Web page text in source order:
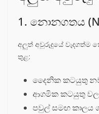
1. නොනගතය
අලුත් අවුරුදුයේ
තුළ:
දෛනික කටයුතු
ආගමික කටයුතු
පවුල් සමඟ කාලය